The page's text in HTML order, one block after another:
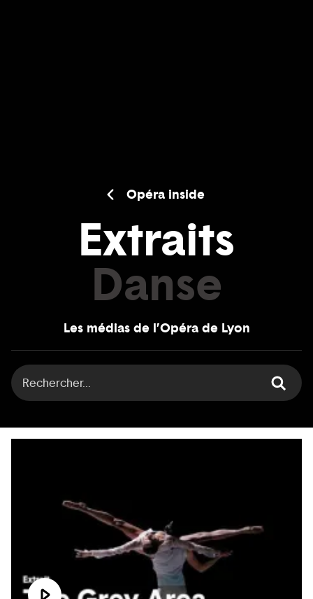
Opéra inside
Extraits
Danse
Les médias de l’Opéra de Lyon